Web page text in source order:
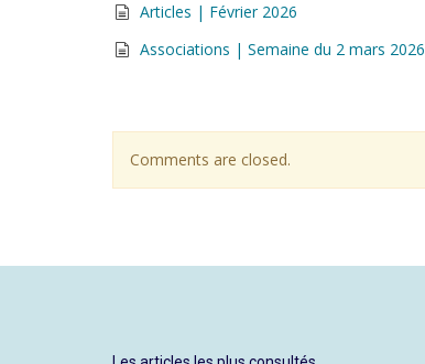
Articles | Février 2026
Associations | Semaine du 2 mars 2026
Comments are closed.